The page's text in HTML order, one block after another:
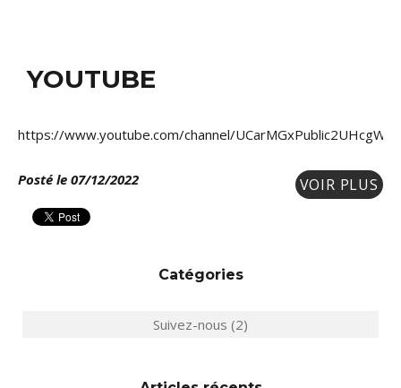
YOUTUBE
https://www.youtube.com/channel/
Posté le 07/12/2022 VOIR PLUS
Catégories
Suivez-nous (2)